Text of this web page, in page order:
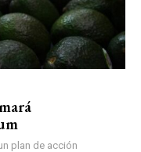
plan de acción